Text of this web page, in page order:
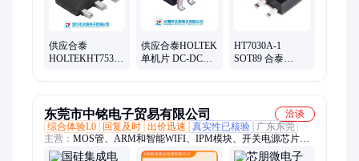
供应合泰
HOLTEKHT7536-
供应合泰HOLTEK
单机片 DC-DC芯
HT7030A-1
SOT89 合泰
东莞市中铭电子贸易有限公司
洽谈
综合体验L0
回复及时 出价迅速 真实性已核验
广东东莞
主营： MOS管、ARM和智能WIFI、IPM模块、开关电源芯片、
直流电机驱动芯片、单片机/触摸芯片、同步整流芯片、传感